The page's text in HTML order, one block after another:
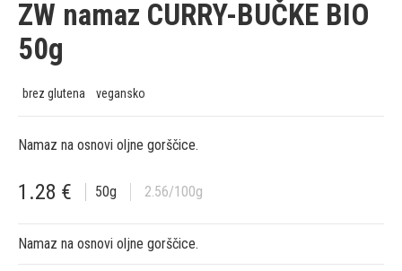
ZW namaz CURRY-BUČKE BIO
50g
brez glutena vegansko
Namaz na osnovi oljne gorščice.
1.28 € 50g 2.56/100g
Namaz na osnovi oljne gorščice.